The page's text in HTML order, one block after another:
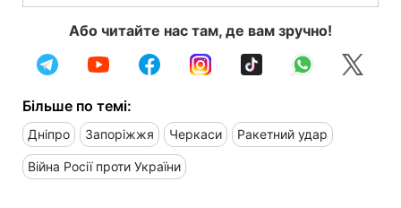
Або читайте нас там, де вам зручно!
Більше по темі:
Дніпро Запоріжжя Черкаси Ракетний удар
Війна Росії проти України